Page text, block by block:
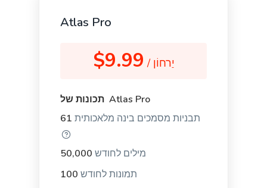
Bullet Point Answers
quick and valuable answers to your customers'
Definition
used often by your target buyers.
Atlas Pro
$9.99 / יַרחוֹן
תכונות של Atlas Pro
61 תבניות מסמכים בינה מלאכותית
50,000 מילים לחודש
100 תמונות לחודש